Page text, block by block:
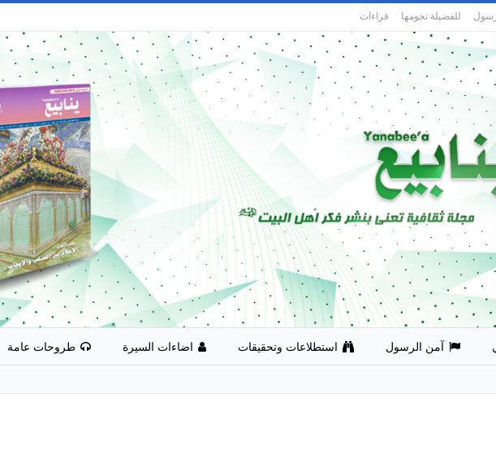
للفضيلة نجومها قراءات
آمن الرسول استطلاعات وتحقيقات اضاءات السيرة طروحات عامة